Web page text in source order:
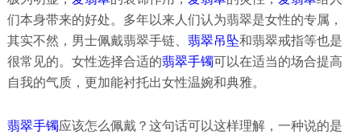
们本身带来的好处。多年以来人们认为翡翠是女性的专属，
其实不然，男士佩戴翡翠手链、 翡翠吊坠和翡翠戒指等也是
很常见的。女性选择合适的翡翠手镯可以在适当的场合提高
自我的气质，更加能衬托出女性温婉和典雅。
翡翠手镯应该怎么佩戴？这句话可以这样理解，一种说的是